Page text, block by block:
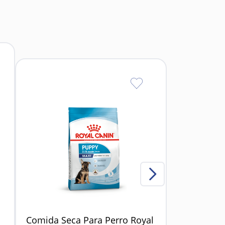
Comida Seca Para Perro Royal